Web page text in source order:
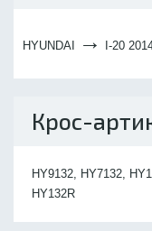
HYUNDAI → I-20
Крос-
HY9132, HY7132,
HY132R